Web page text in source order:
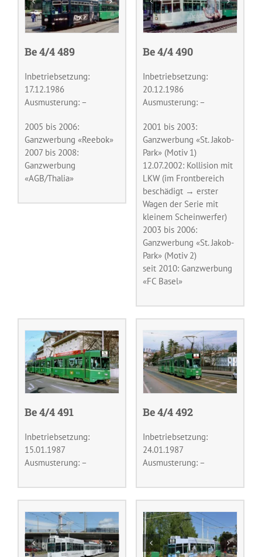
Be 4/4 489
Inbetriebsetzung:
17.12.1986
Ausmusterung: –
2005 bis 2006:
Ganzwerbung «Reebok»
2007 bis 2008:
Ganzwerbung
«AGB/Thalia»
Be 4/4 490
Inbetriebsetzung:
20.12.1986
Ausmusterung: –
2001 bis 2003:
Ganzwerbung «St. Jakob-
Park» (Motiv 1)
12.07.2002: Kollision mit
LKW (im Frontbereich
beschädigt → erster
Wagen der Serie mit
kleinem Scheinwerfer)
2003 bis 2006:
Ganzwerbung «St. Jakob-
Park» (Motiv 2)
seit 2010: Ganzwerbung
«FC Basel»
Be 4/4 491
Inbetriebsetzung:
15.01.1987
Ausmusterung: –
Be 4/4 492
Inbetriebsetzung:
24.01.1987
Ausmusterung: –